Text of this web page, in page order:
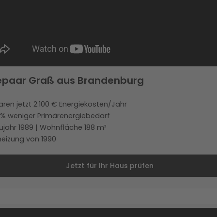
Graß aus Brandenburg
jetzt 2.100 € Energiekosten/Jahr
weniger Primärenergiebedarf
1989 | Wohnfläche 188 m²
von 1990
Jetzt für Ihr Haus prüfen